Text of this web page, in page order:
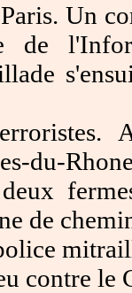
Paris. Un
du-
de
contre le